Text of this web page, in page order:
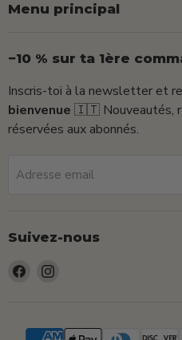
Menu principal
−10 % sur ta 1ère
Inscris-toi à la newsletter et
bienvenue 🇮🇹 Nouveautés,
réservées aux abonnés.
Adresse email
Suivez-nous
Trouvez-